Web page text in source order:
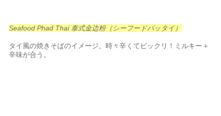
Seafood Phad Thai 泰式金边粉（シーフードパッタイ）
タイ風の焼きそばのイメージ。時々辛くてビックリ！ミルキー＋
辛味が合う。